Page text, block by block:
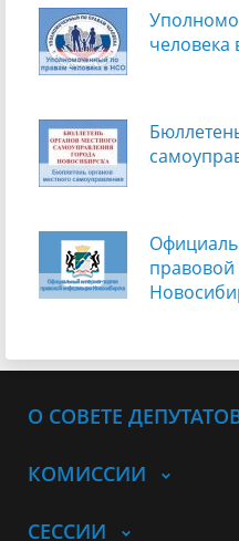
О СОВЕТЕ
КОМИССИИ
СЕССИИ